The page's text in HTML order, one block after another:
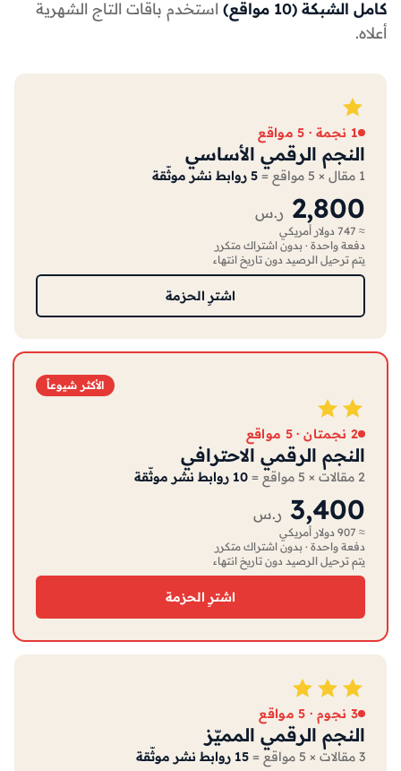
كامل الشبكة (10 مواقع)
استخدم باقات التاج الشهرية
أعلاه.
1 نجمة · 5 مواقع
النجم الرقمي الأساسي
1 مقال × 5 مواقع = 5 روابط نشر موثّقة
2,800 ر.س
≈ 747 دولار أمريكي
دفعة واحدة · بدون اشتراك متكرر
يتم ترحيل الرصيد دون تاريخ انتهاء
اشترِ الحزمة
الأكثر شيوعاً
2 نجمتان · 5 مواقع
النجم الرقمي الاحترافي
2 مقالات × 5 مواقع = 10 روابط نشر موثّقة
3,400 ر.س
≈ 907 دولار أمريكي
دفعة واحدة · بدون اشتراك متكرر
يتم ترحيل الرصيد دون تاريخ انتهاء
اشترِ الحزمة
3 نجوم · 5 مواقع
النجم الرقمي المميّز
3 مقالات × 5 مواقع = 15 روابط نشر موثّقة